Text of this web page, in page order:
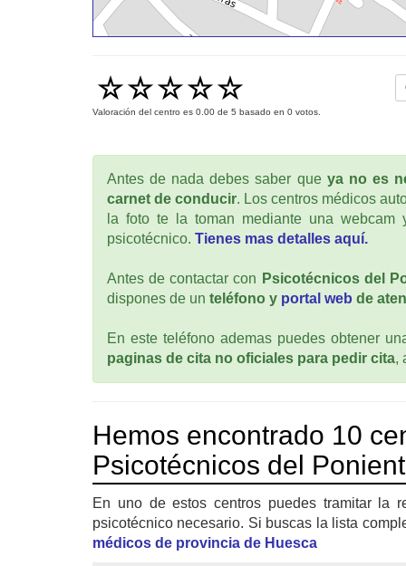
Valoración del centro es 0.00 de 5 basado en 0 votos.
Antes de nada debes saber que ya no es
carnet de conducir. Los centros médicos
la foto te la toman mediante una
psicotécnico. Tienes mas detalles aquí.
Antes de contactar con Psicotécnicos del
dispones de un teléfono y portal web de
En este teléfono ademas puedes obtener
paginas de cita no oficiales para pedir cita,
Hemos encontrado 10
Psicotécnicos del
En uno de estos centros puedes tramitar la
psicotécnico necesario. Si buscas la lista
médicos de provincia de Huesca